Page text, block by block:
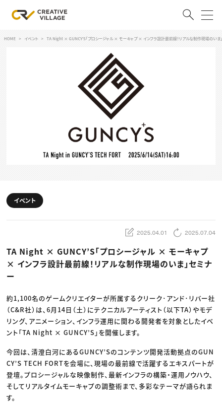
CREATIVE JOB求人検索
採用説明会
転職支援サービス
スキルアップしたい！ トップ
デザイン
動画配信・映像制作
ディレクション
業界解説・キャリア事情
お役立ち基礎知識
TOP Creator’s コラム
ゲームクリエイター
映像クリエイター
マーケッター
クリエイターインタビュー
ニュース・トレンド
ニュース・トレンド トップ
ゲーム・エンタメ
広告
出版
CREATIVE VILLAGEからのお知らせ
プロフェッショナル×つながる×メディア
HOME イベント TA Night × GUNCY’S「プロシージャル × モーキャプ × インフラ設計最前線！リアルな制作現場のいま
イベント
2025.04.01 2025.07.04
TA Night × GUNCY’S「プロシージャル × モーキャプ
× インフラ設計最前線！リアルな制作現場のいま」セミナ
ー
約1,100名のゲームクリエイターが所属するクリーク･アンド･リバー社
（C&R社）は、6月14日（土）にテクニカルアーティスト（以下TA）やモデ
リング、アニメーション、インフラ運用に関わる開発者を対象としたイベ
ント「TA Night × GUNCY’S」を開催します。
今回は、清澄白河にあるGUNCY’Sのコンテンツ開発活動拠点のGUN
CY’S TECH FORTを会場に、現場の最前線で活躍するエキスパートが
登壇。プロシージャルな映像制作、最新インフラの構築・運用ノウハウ、
そしてリアルタイムモーキャプの調整術まで、多彩なテーマが語られま
す。